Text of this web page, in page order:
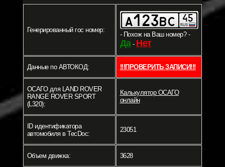
Генерированный гос номер:
- Похож на Ваш номер? -
Да- Нет
Данные по АВТОКОД: !!!ПРОВЕРИТЬ ЗАПИСИ!!!
ОСАГО для LAND ROVER
RANGE ROVER SPORT
(L320):
Калькулятор ОСАГО
онлайн
ID идентификатора
автомобиля в TecDoc:
23051
Объем движка: 3628